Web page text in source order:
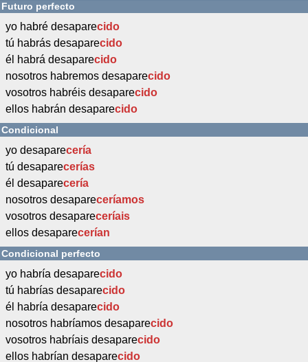
Futuro perfecto
yo habré desaparecido
tú habrás desaparecido
él habrá desaparecido
nosotros habremos desaparecido
vosotros habréis desaparecido
ellos habrán desaparecido
Condicional
yo desaparecería
tú desaparecerías
él desaparecería
nosotros desapareceríamos
vosotros desapareceríais
ellos desaparecerían
Condicional perfecto
yo habría desaparecido
tú habrías desaparecido
él habría desaparecido
nosotros habríamos desaparecido
vosotros habríais desaparecido
ellos habrían desaparecido